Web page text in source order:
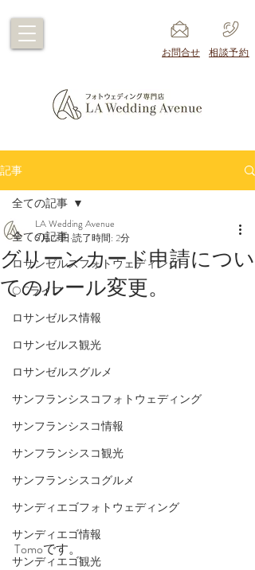
​お問合せ ​相談予約
記事
全ての記事
ロサンゼルスフォトウェディング
OCライフ
ロサンゼルス情報
ロサンゼルス観光
ロサンゼルスグルメ
サンフランシスコフォトウェディング
サンフランシスコ情報
サンフランシスコ観光
サンフランシスコグルメ
サンディエゴフォトウェディング
サンディエゴ情報
サンディエゴ観光
全ての記事
グリーンカード申請につい
てのルール変更。
LA Wedding Avenue
5月23日 読了時間: 2分
Tomoです。